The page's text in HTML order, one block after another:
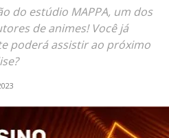
do estúdio MAPPA, um dos
de animes! Você já
poderá assistir ao próximo